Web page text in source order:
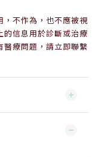
，不作為，也不應被視
的信息用於診斷或治療
醫療問題，請立即聯繫